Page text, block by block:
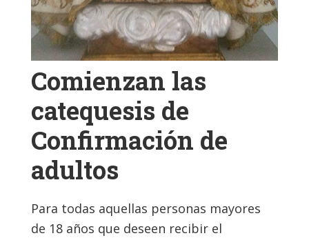
Comienzan las
catequesis de
Confirmación de
adultos
Para todas aquellas personas mayores
de 18 años que deseen recibir el